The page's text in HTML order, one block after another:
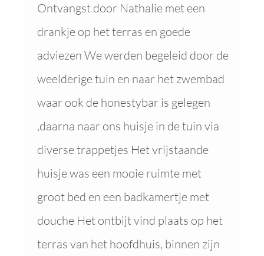
Ontvangst door Nathalie met een
drankje op het terras en goede
adviezen We werden begeleid door de
weelderige tuin en naar het zwembad
waar ook de honestybar is gelegen
,daarna naar ons huisje in de tuin via
diverse trappetjes Het vrijstaande
huisje was een mooie ruimte met
groot bed en een badkamertje met
douche Het ontbijt vind plaats op het
terras van het hoofdhuis, binnen zijn